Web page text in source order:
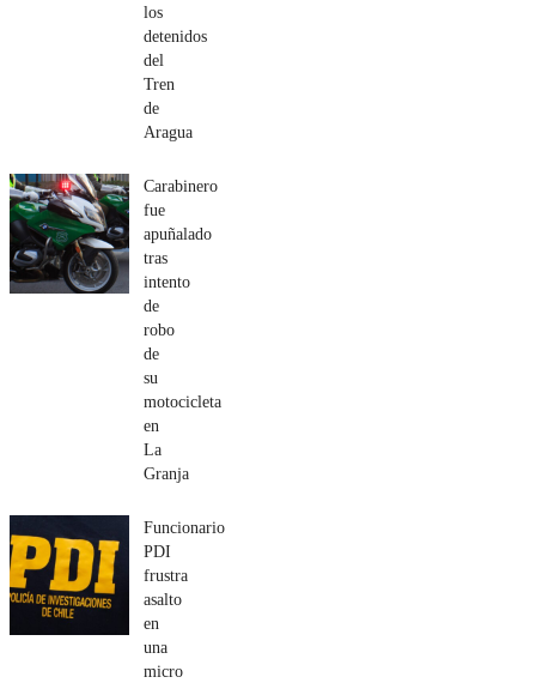
los
detenidos
del
Tren
de
Aragua
Carabinero
fue
apuñalado
tras
intento
de
robo
de
su
motocicleta
en
La
Granja
Funcionario
PDI
frustra
asalto
en
una
micro